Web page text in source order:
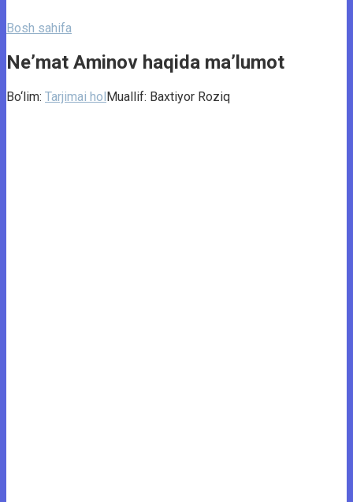
Bosh sahifa
Neʼmat Aminov haqida ma’lumot
Bo‘lim: Tarjimai holMuallif: Baxtiyor Roziq